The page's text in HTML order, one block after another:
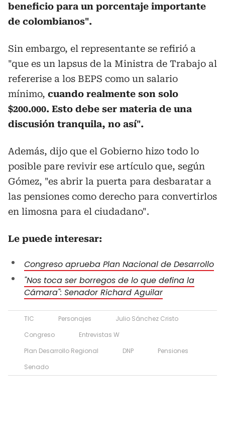
beneficio para un porcentaje importante
de colombianos".
Sin embargo, el representante se refirió a
"que es un lapsus de la Ministra de Trabajo al
refererise a los BEPS como un salario
mínimo, cuando realmente son solo
$200.000. Esto debe ser materia de una
discusión tranquila, no así".
Además, dijo que el Gobierno hizo todo lo
posible pare revivir ese artículo que, según
Gómez, "es abrir la puerta para desbaratar a
las pensiones como derecho para convertirlos
en limosna para el ciudadano".
Le puede interesar:
Congreso aprueba Plan Nacional de Desarrollo
"Nos toca ser borregos de lo que defina la
Cámara": Senador Richard Aguilar
TIC Personajes
Julio Sánchez Cristo
Congreso
Entrevistas W
Plan Desarrollo Regional
DNP
Pensiones
Senado